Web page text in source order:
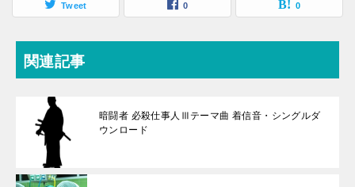
Tweet 0 0
関連記事
暗闘者 必殺仕事人Ⅲテーマ曲 着信音・シングルダ
ウンロード